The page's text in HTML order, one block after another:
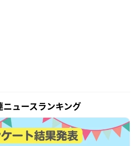
ニュースランキング